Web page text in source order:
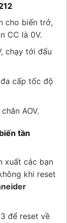
cho biến trở,
CC là 0V.
chạy tới đấu
cấp tốc độ
AOV.
tần
xuất các bạn
khi reset
để reset về